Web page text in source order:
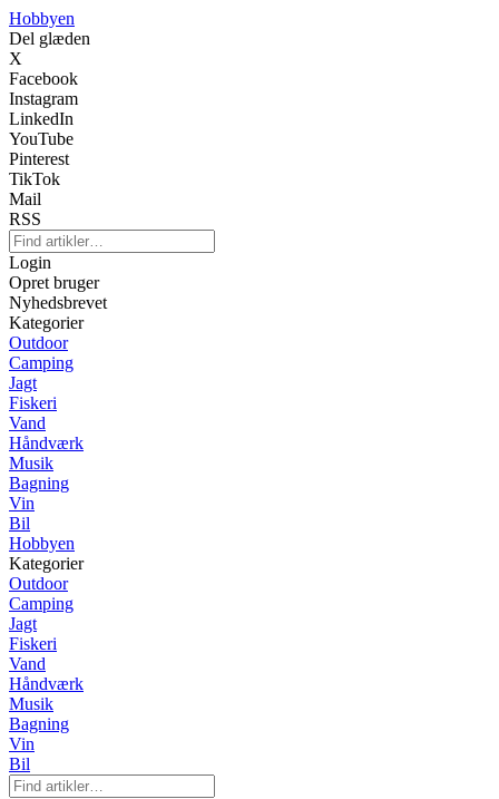
Hobbyen
Del glæden
X
Facebook
Instagram
LinkedIn
YouTube
Pinterest
TikTok
Mail
RSS
Login
Opret bruger
Nyhedsbrevet
Kategorier
Outdoor
Camping
Jagt
Fiskeri
Vand
Håndværk
Musik
Bagning
Vin
Bil
Hobbyen
Kategorier
Outdoor
Camping
Jagt
Fiskeri
Vand
Håndværk
Musik
Bagning
Vin
Bil